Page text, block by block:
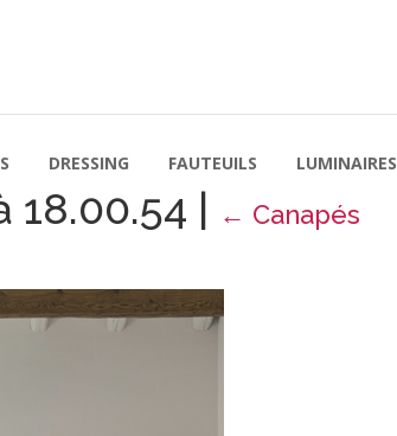
DRESSING FAUTEUILS LUMINAIRES
18.00.54 | ← Canapés